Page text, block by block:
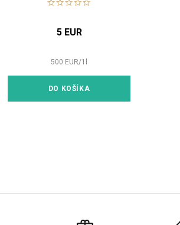
5 EUR
500 EUR/1
DO KOŠÍKA